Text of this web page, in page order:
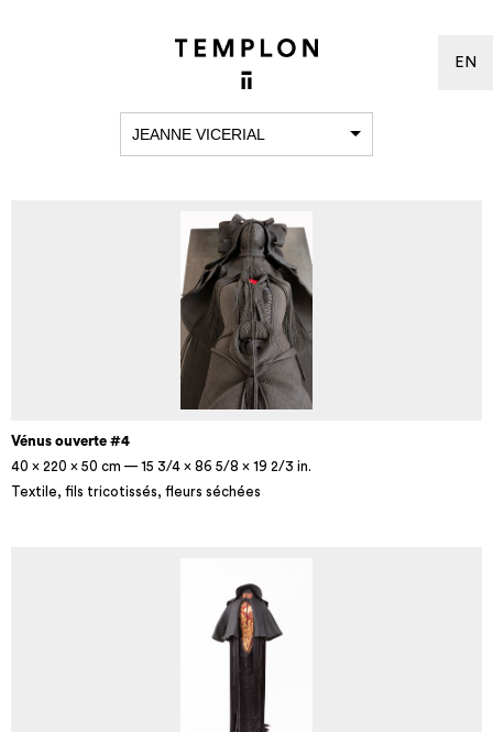
EN
JEANNE VICERIAL
Vénus ouverte #4
40 × 220 × 50 cm — 15 3/4 × 86 5/8 × 19 2/3 in.
Textile, fils tricotissés, fleurs séchées